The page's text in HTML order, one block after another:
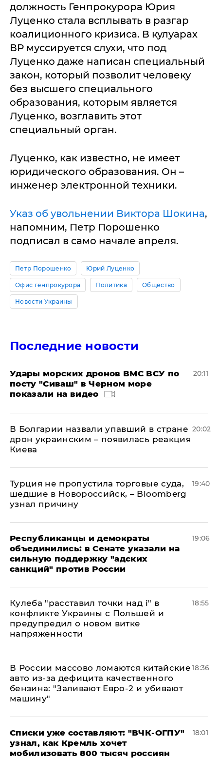
должность Генпрокурора Юрия
Луценко стала всплывать в разгар
коалиционного кризиса. В кулуарах
ВР муссируется слухи, что под
Луценко даже написан специальный
закон, который позволит человеку
без высшего специального
образования, которым является
Луценко, возглавить этот
специальный орган.
Луценко, как известно, не имеет
юридического образования. Он –
инженер электронной техники.
Указ об увольнении Виктора Шокина,
напомним, Петр Порошенко
подписал в само начале апреля.
Петр Порошенко Юрий Луценко
Офис генпрокурора Политика Общество
Новости Украины
Последние новости
Удары морских дронов ВМС ВСУ по
посту "Сиваш" в Черном море
показали на видео
20:11
В Болгарии назвали упавший в стране
дрон украинским – появилась реакция
Киева
20:02
Турция не пропустила торговые суда,
шедшие в Новороссийск, – Bloomberg
узнал причину
19:40
Республиканцы и демократы
объединились: в Сенате указали на
сильную поддержку "адских
санкций" против России
19:06
Кулеба "расставил точки над і" в
конфликте Украины с Польшей и
предупредил о новом витке
напряженности
18:55
В России массово ломаются китайские
авто из-за дефицита качественного
бензина: "Заливают Евро-2 и убивают
машину"
18:36
Списки уже составляют: "ВЧК-ОГПУ"
узнал, как Кремль хочет
мобилизовать 800 тысяч россиян
18:01